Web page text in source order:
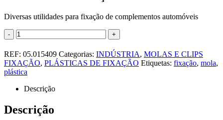
Diversas utilidades para fixação de complementos automóveis
- +
REF: 05.015409 Categorias: INDÚSTRIA, MOLAS E CLIPS
FIXAÇÃO, PLÁSTICAS DE FIXAÇÃO Etiquetas: fixação, mola,
plástica
Descrição
Descrição